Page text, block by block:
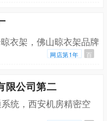
衣架，佛山晾衣架品牌
网店第1年 百
限公司第二
统，西安机房精密空